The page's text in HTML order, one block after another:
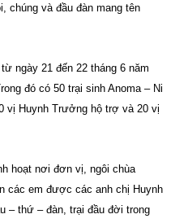
chúng và đầu đàn mang tên
ngày 21 đến 22 tháng 6 năm
đó có 50 trại sinh Anoma – Ni
vị Huynh Trưởng hộ trợ và 20 vị
hoạt nơi đơn vị, ngôi chùa
các em được các anh chị Huynh
– thứ – đàn, trại đầu đời trong